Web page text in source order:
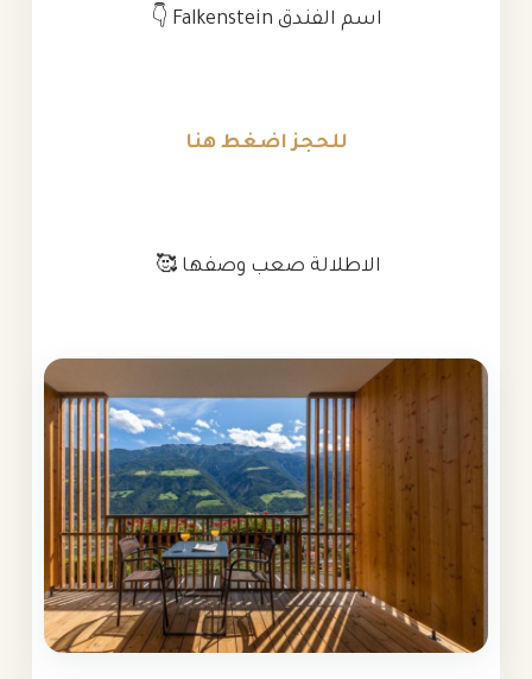
اسم الفندق Falkenstein 👇
للحجز اضغط هنا
الاطلالة صعب وصفها 🥰